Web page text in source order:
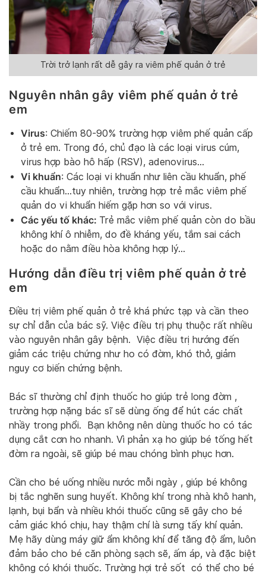
Trời trở lạnh rất dễ gây ra viêm phế quản ở trẻ
Nguyên nhân gây viêm phế quản ở trẻ
em
Virus: Chiếm 80-90% trường hợp viêm phế quản cấp
ở trẻ em. Trong đó, chủ đạo là các loại virus cúm,
virus hợp bào hô hấp (RSV), adenovirus…
Vi khuẩn: Các loại vi khuẩn như liên cầu khuẩn, phế
cầu khuẩn…tuy nhiên, trường hợp trẻ mắc viêm phế
quản do vi khuẩn hiếm gặp hơn so với virus.
Các yếu tố khác: Trẻ mắc viêm phế quản còn do bầu
không khí ô nhiễm, do đề kháng yếu, tắm sai cách
hoặc do nằm điều hòa không hợp lý…
Hướng dẫn điều trị viêm phế quản ở trẻ
em
Điều trị viêm phế quản ở trẻ khá phức tạp và cần theo
sự chỉ dẫn của bác sỹ. Việc điều trị phụ thuộc rất nhiều
vào nguyên nhân gây bệnh. Việc điều trị hướng đến
giảm các triệu chứng như ho có đờm, khó thở, giảm
nguy cơ biến chứng bệnh.
Bác sĩ thường chỉ định thuốc ho giúp trẻ long đờm ,
trường hợp nặng bác sĩ sẽ dùng ống để hút các chất
nhầy trong phổi. Bạn không nên dùng thuốc ho có tác
dụng cắt cơn ho nhanh. Vì phản xạ ho giúp bé tống hết
đờm ra ngoài, sẽ giúp bé mau chóng bình phục hơn.
Cần cho bé uống nhiều nước mỗi ngày , giúp bé không
bị tắc nghẽn sung huyết. Không khí trong nhà khô hanh,
lạnh, bụi bẩn và nhiều khói thuốc cũng sẽ gây cho bé
cảm giác khó chịu, hay thậm chí là sưng tấy khí quản.
Mẹ hãy dùng máy giữ ẩm không khí để tăng độ ẩm, luôn
đảm bảo cho bé căn phòng sạch sẽ, ấm áp, và đặc biệt
không có khói thuốc. Trường hợi trẻ sốt có thể cho bé